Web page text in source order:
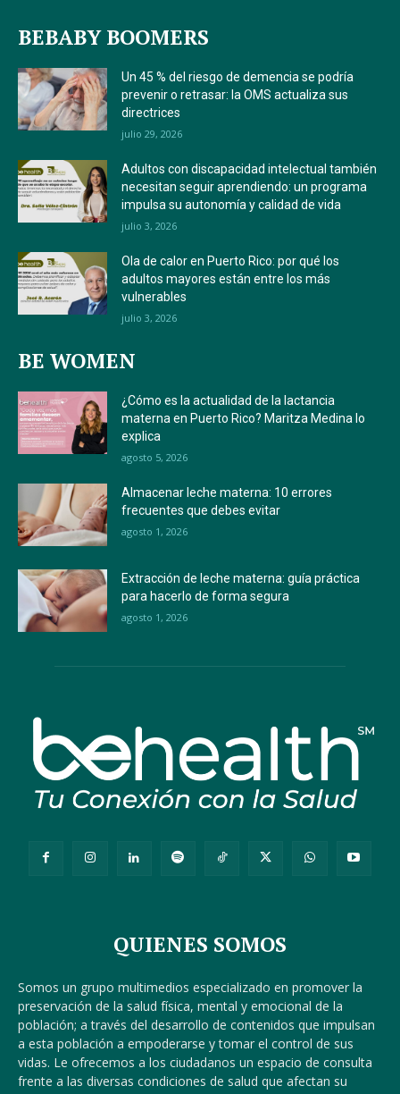
BEBABY BOOMERS
Un 45 % del riesgo de demencia se podría
prevenir o retrasar: la OMS actualiza sus
directrices
julio 29, 2026
Adultos con discapacidad intelectual también
necesitan seguir aprendiendo: un programa
impulsa su autonomía y calidad de vida
julio 3, 2026
Ola de calor en Puerto Rico: por qué los
adultos mayores están entre los más
vulnerables
julio 3, 2026
BE WOMEN
¿Cómo es la actualidad de la lactancia
materna en Puerto Rico? Maritza Medina lo
explica
agosto 5, 2026
Almacenar leche materna: 10 errores
frecuentes que debes evitar
agosto 1, 2026
Extracción de leche materna: guía práctica
para hacerlo de forma segura
agosto 1, 2026
QUIENES SOMOS
Somos un grupo multimedios especializado en promover la
preservación de la salud física, mental y emocional de la
población; a través del desarrollo de contenidos que impulsan
a esta población a empoderarse y tomar el control de sus
vidas. Le ofrecemos a los ciudadanos un espacio de consulta
frente a las diversas condiciones de salud que afectan su